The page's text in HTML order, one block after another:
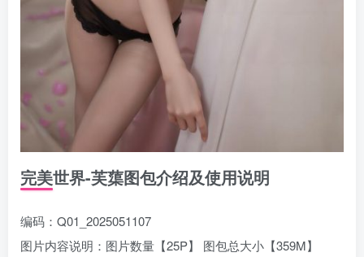
完美世界-芙蕖图包介绍及使用说明
编码：Q01_2025051107
图片内容说明：图片数量【25P】 图包总大小【359M】